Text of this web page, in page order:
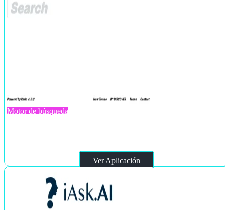
Motor de búsqueda
Ver Aplicación